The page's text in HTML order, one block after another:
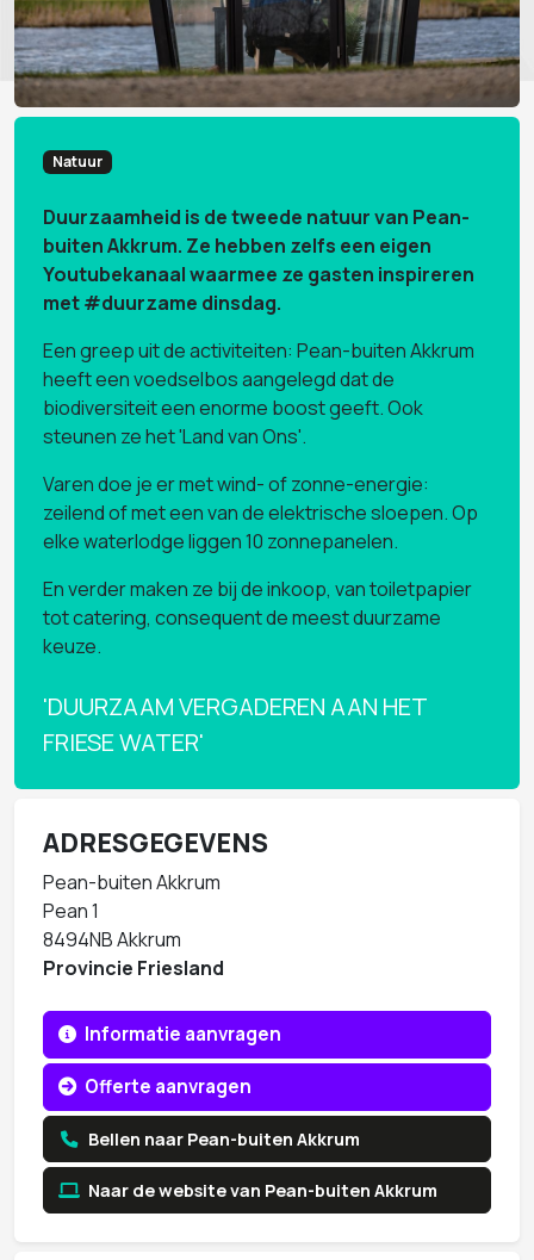
Natuur
Duurzaamheid is de tweede natuur van Pean-
buiten Akkrum. Ze hebben zelfs een eigen
Youtubekanaal waarmee ze gasten inspireren
met #duurzame dinsdag.
Een greep uit de activiteiten: Pean-buiten Akkrum
heeft een voedselbos aangelegd dat de
biodiversiteit een enorme boost geeft. Ook
steunen ze het 'Land van Ons'.
Varen doe je er met wind- of zonne-energie:
zeilend of met een van de elektrische sloepen. Op
elke waterlodge liggen 10 zonnepanelen.
En verder maken ze bij de inkoop, van toiletpapier
tot catering, consequent de meest duurzame
keuze.
'DUURZAAM VERGADEREN AAN HET
FRIESE WATER'
ADRESGEGEVENS
Pean-buiten Akkrum
Pean 1
8494NB Akkrum
Provincie Friesland
Informatie aanvragen
Offerte aanvragen
Bellen naar Pean-buiten Akkrum
Naar de website van Pean-buiten Akkrum